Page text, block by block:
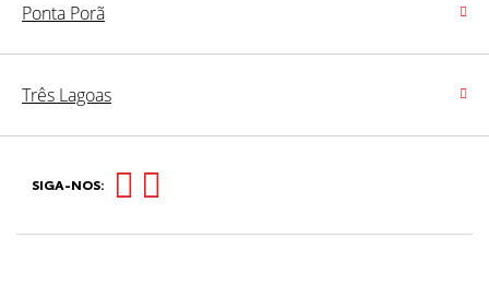
Ponta Porã
Três Lagoas
SIGA-NOS: